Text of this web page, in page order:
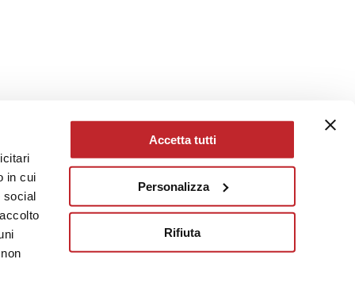
in cui
social
Accetta tutti
Personalizza
Rifiuta